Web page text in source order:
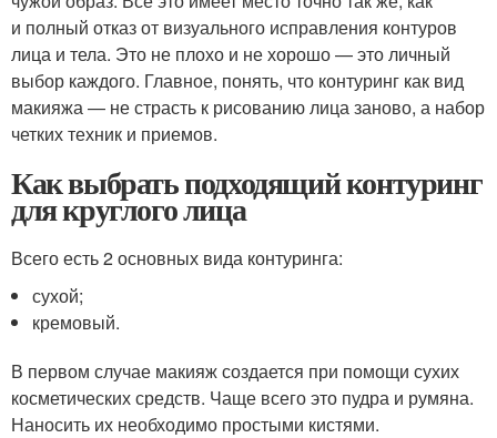
и полный отказ от визуального исправления контуров
лица и тела. Это не плохо и не хорошо — это личный
выбор каждого. Главное, понять, что контуринг как вид
макияжа — не страсть к рисованию лица заново, а набор
четких техник и приемов.
Как выбрать подходящий контуринг
для круглого лица
Всего есть 2 основных вида контуринга:
сухой;
кремовый.
В первом случае макияж создается при помощи сухих
косметических средств. Чаще всего это пудра и румяна.
Наносить их необходимо простыми кистями.